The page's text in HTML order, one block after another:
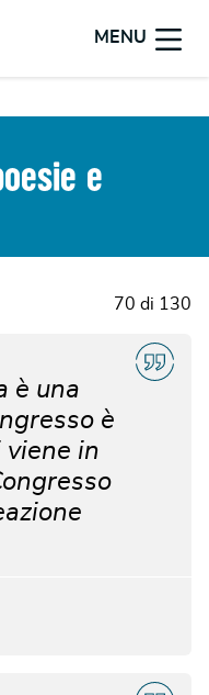
MENU
e
70 di 130
è una
è
viene in